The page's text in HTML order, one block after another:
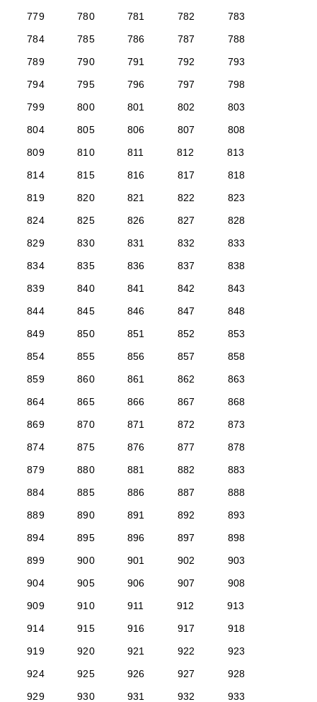
779
780 781 782
783
784
785 786 787
788
789
790 791 792
793
794
795 796 797
798
799
800 801 802
803
804
805 806 807
808
809
810 811 812
813
814
815 816 817
818
819
820 821 822
823
824
825 826 827
828
829
830 831 832
833
834
835 836 837
838
839
840 841 842
843
844
845 846 847
848
849
850 851 852
853
854
855 856 857
858
859
860 861 862
863
864
865 866 867
868
869
870 871 872
873
874
875 876 877
878
879
880 881 882
883
884
885 886 887
888
889
890 891 892
893
894
895 896 897
898
899
900 901 902
903
904
905 906 907
908
909
910 911 912
913
914
915 916 917
918
919
920 921 922
923
924
925 926 927
928
929
930 931 932 933